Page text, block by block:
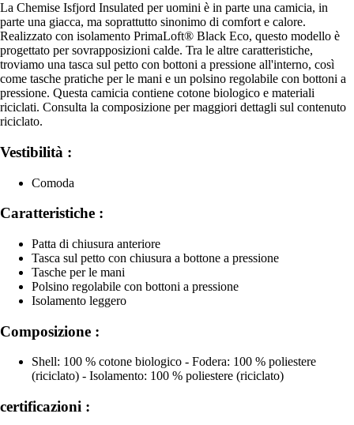
La Chemise Isfjord Insulated per uomini è in parte una camicia, in
parte una giacca, ma soprattutto sinonimo di comfort e calore.
Realizzato con isolamento PrimaLoft® Black Eco, questo modello è
progettato per sovrapposizioni calde. Tra le altre caratteristiche,
troviamo una tasca sul petto con bottoni a pressione all'interno, così
come tasche pratiche per le mani e un polsino regolabile con bottoni a
pressione. Questa camicia contiene cotone biologico e materiali
riciclati. Consulta la composizione per maggiori dettagli sul contenuto
riciclato.
Vestibilità :
Comoda
Caratteristiche :
Patta di chiusura anteriore
Tasca sul petto con chiusura a bottone a pressione
Tasche per le mani
Polsino regolabile con bottoni a pressione
Isolamento leggero
Composizione :
Shell: 100 % cotone biologico - Fodera: 100 % poliestere
(riciclato) - Isolamento: 100 % poliestere (riciclato)
certificazioni :